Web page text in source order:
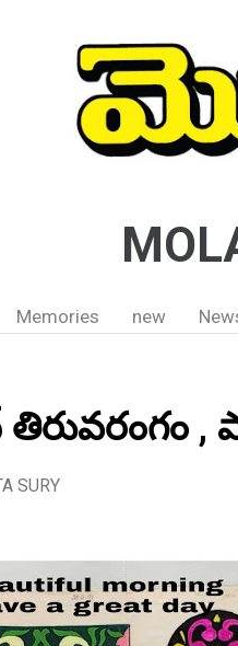
Memories new
తిరువరంగం ,
SURY